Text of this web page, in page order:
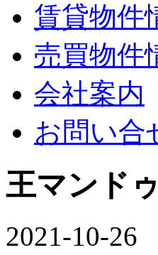
賃貸物件
売買物件
会社案内
お問い合
王マンドゥ
2021-10-26